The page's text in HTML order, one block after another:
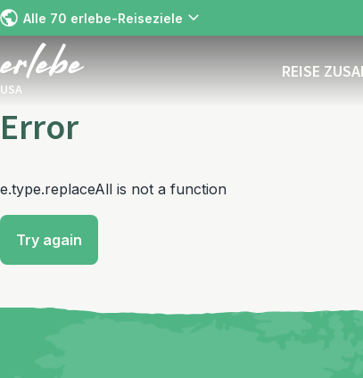
Alle 70 erlebe-Reiseziele
USA
REISE
Error
e.type.replaceAll is not a function
Try again